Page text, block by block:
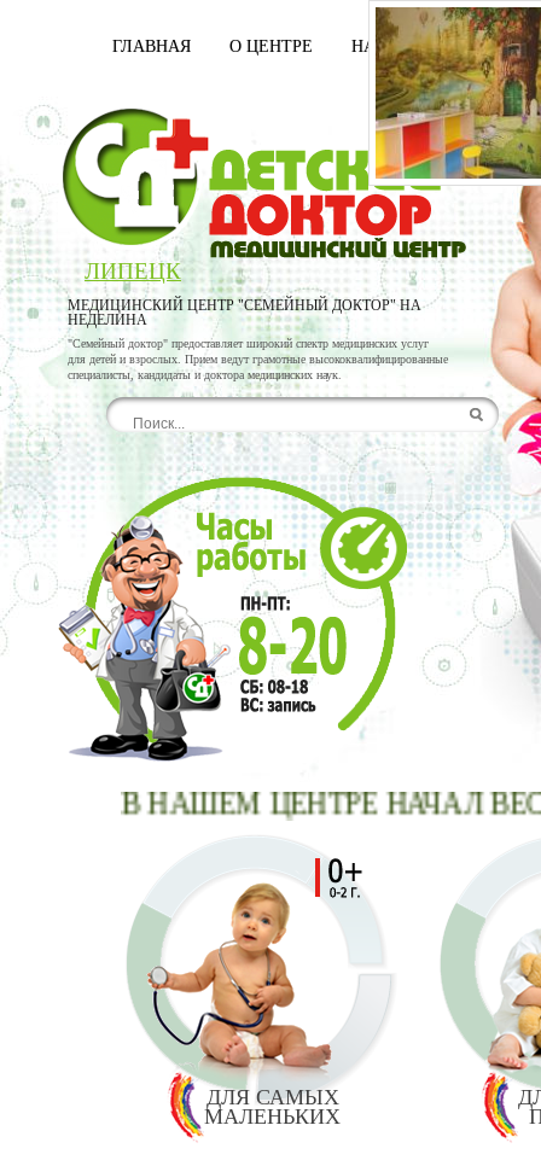
ГЛАВНАЯ О ЦЕНТРЕ НАШИ ВРАЧИ
ЛИПЕЦК
МЕДИЦИНСКИЙ ЦЕНТР "СЕМЕЙНЫЙ ДОКТОР" НА
НЕДЕЛИНА
"Семейный доктор" предоставляет широкий спектр медицинских услуг
для детей и взрослых. Прием ведут грамотные высококвалифицированные
специалисты, кандидаты и доктора медицинских наук.
В НАШЕМ ЦЕНТРЕ НАЧАЛ
ДЛЯ САМЫХ
МАЛЕНЬКИХ